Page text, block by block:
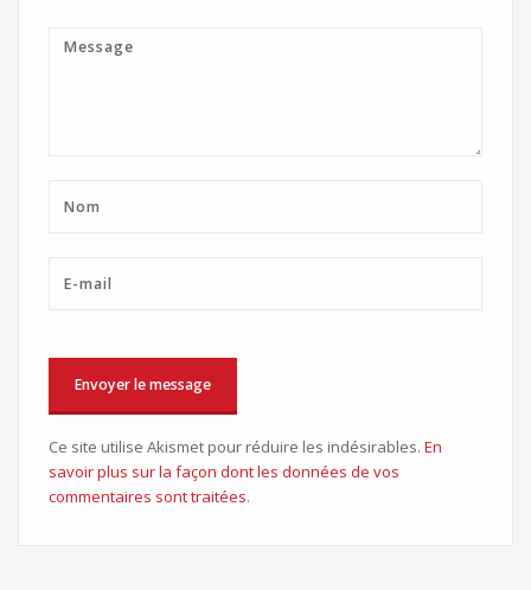
Ce site utilise Akismet pour réduire les indésirables. En
savoir plus sur la façon dont les données de vos
commentaires sont traitées.